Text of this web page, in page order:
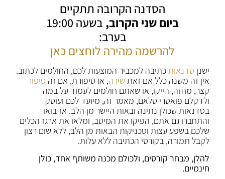
הסדנה הקרובה תתקיים
ביום שני הקרוב,
בשעה 19:00
בערב:
להרשמה מהירה לוחצים כאן
ישנן סדנאותכתיבה למכביר המוצעות לכם, החולמים לכתוב.
אין זה משנה כלל אם זאת שירה, או סיפורת, אם זה סיפור
קצר, מחזה, הייקו, או שאתם חולמים לעמוד על במה
ולדקלם פואטרי סלאם, מאמר זה, מיועד לכם ועוסק
בסדנאות שכולן נתינה ובאות היישר מן הלב. אז בואו
והתחברו גם אתם, הפיקו את המיטב, ומלאו את ארגז הכלים
שלכם בשפע עצות וטכניקות הבאות מן הלב, ללא שום רצון
לקבל תמורה, בקורסי הכתיבה ללא עלות.
להלן, מבחר קורסים, ולכולם מכנה משותף אחד, כולן
חינמיים.